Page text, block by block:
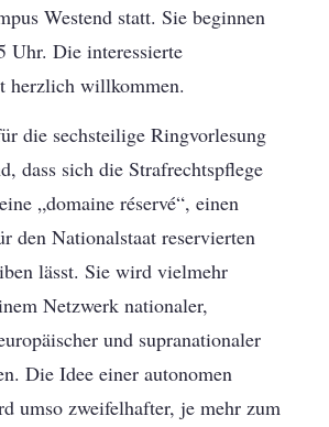
Westend statt. Sie beginnen
Uhr. Die interessierte
herzlich willkommen.
die sechsteilige Ringvorlesung
dass sich die Strafrechtspflege
„domaine réservé“, einen
den Nationalstaat reservierten
lässt. Sie wird vielmehr
Netzwerk nationaler,
und supranationaler
Die Idee einer autonomen
umso zweifelhafter, je mehr zum